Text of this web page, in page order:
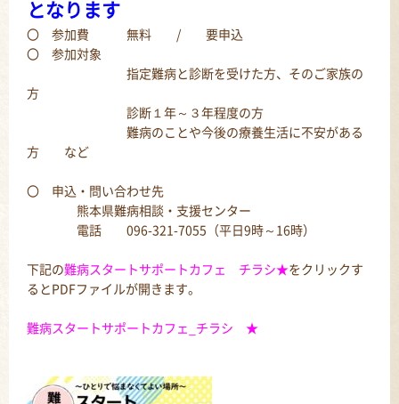
となります
〇 参加費 無料 / 要申込
〇 参加対象
指定難病と診断を受けた方、そのご家族の
方
診断１年～３年程度の方
難病のことや今後の療養生活に不安がある
方 など
〇 申込・問い合わせ先
熊本県難病相談・支援センター
電話 096-321-7055（平日9時～16時）
下記の難病スタートサポートカフェ チラシ★をクリックす
るとPDFファイルが開きます。
難病スタートサポートカフェ_チラシ ★